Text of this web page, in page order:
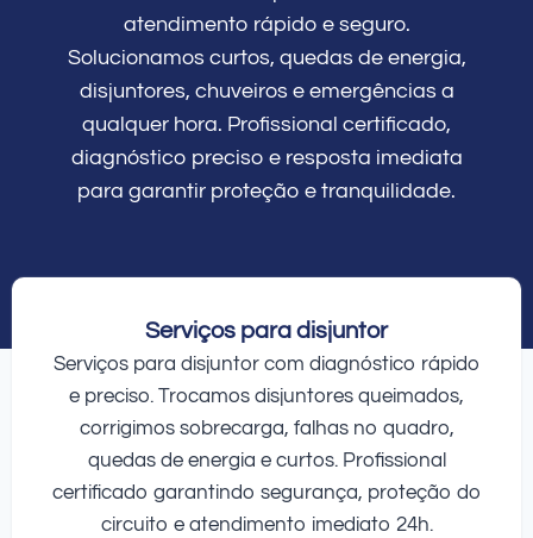
atendimento rápido e seguro.
Solucionamos curtos, quedas de energia,
disjuntores, chuveiros e emergências a
qualquer hora. Profissional certificado,
diagnóstico preciso e resposta imediata
para garantir proteção e tranquilidade.
Serviços para disjuntor
Serviços para disjuntor com diagnóstico rápido
e preciso. Trocamos disjuntores queimados,
corrigimos sobrecarga, falhas no quadro,
quedas de energia e curtos. Profissional
certificado garantindo segurança, proteção do
circuito e atendimento imediato 24h.